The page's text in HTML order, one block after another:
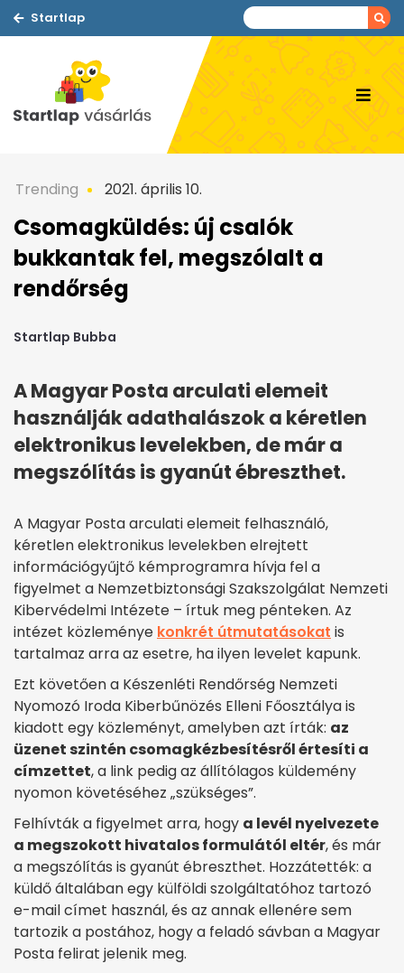
Startlap
Trending 2021. április 10.
Csomagküldés: új csalók
bukkantak fel, megszólalt a
rendőrség
Startlap Bubba
A Magyar Posta arculati elemeit
használják adathalászok a kéretlen
elektronikus levelekben, de már a
megszólítás is gyanút ébreszthet.
A Magyar Posta arculati elemeit felhasználó,
kéretlen elektronikus levelekben elrejtett
információgyűjtő kémprogramra hívja fel a
figyelmet a Nemzetbiztonsági Szakszolgálat Nemzeti
Kibervédelmi Intézete – írtuk meg pénteken. Az
intézet közleménye konkrét útmutatásokat is
tartalmaz arra az esetre, ha ilyen levelet kapunk.
Ezt követően a Készenléti Rendőrség Nemzeti
Nyomozó Iroda Kiberbűnözés Elleni Főosztálya is
kiadott egy közleményt, amelyben azt írták: az
üzenet szintén csomagkézbesítésről értesíti a
címzettet, a link pedig az állítólagos küldemény
nyomon követéséhez „szükséges”.
Felhívták a figyelmet arra, hogy a levél nyelvezete
a megszokott hivatalos formulától eltér, és már
a megszólítás is gyanút ébreszthet. Hozzátették: a
küldő általában egy külföldi szolgáltatóhoz tartozó
e-mail címet használ, és az annak ellenére sem
tartozik a postához, hogy a feladó sávban a Magyar
Posta felirat jelenik meg.